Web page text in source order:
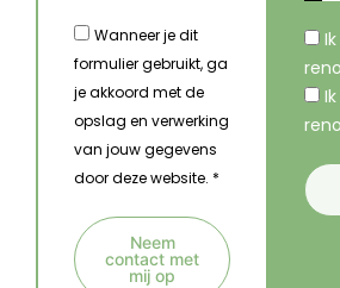
Wanneer je dit
formulier gebruikt, ga
je akkoord met de
opslag en verwerking
van jouw gegevens
door deze website. *
Neem
contact met
mij op